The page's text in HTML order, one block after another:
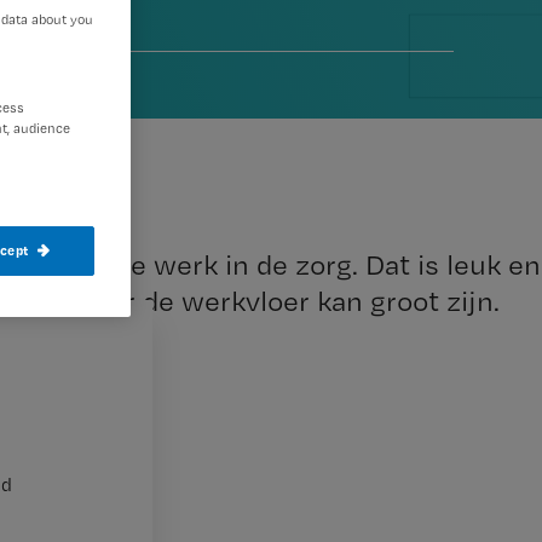
echte werk in de zorg. Dat is leuk en
naar de werkvloer kan groot zijn.
about you
audience